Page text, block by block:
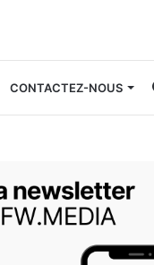
CONTACTEZ-NOUS